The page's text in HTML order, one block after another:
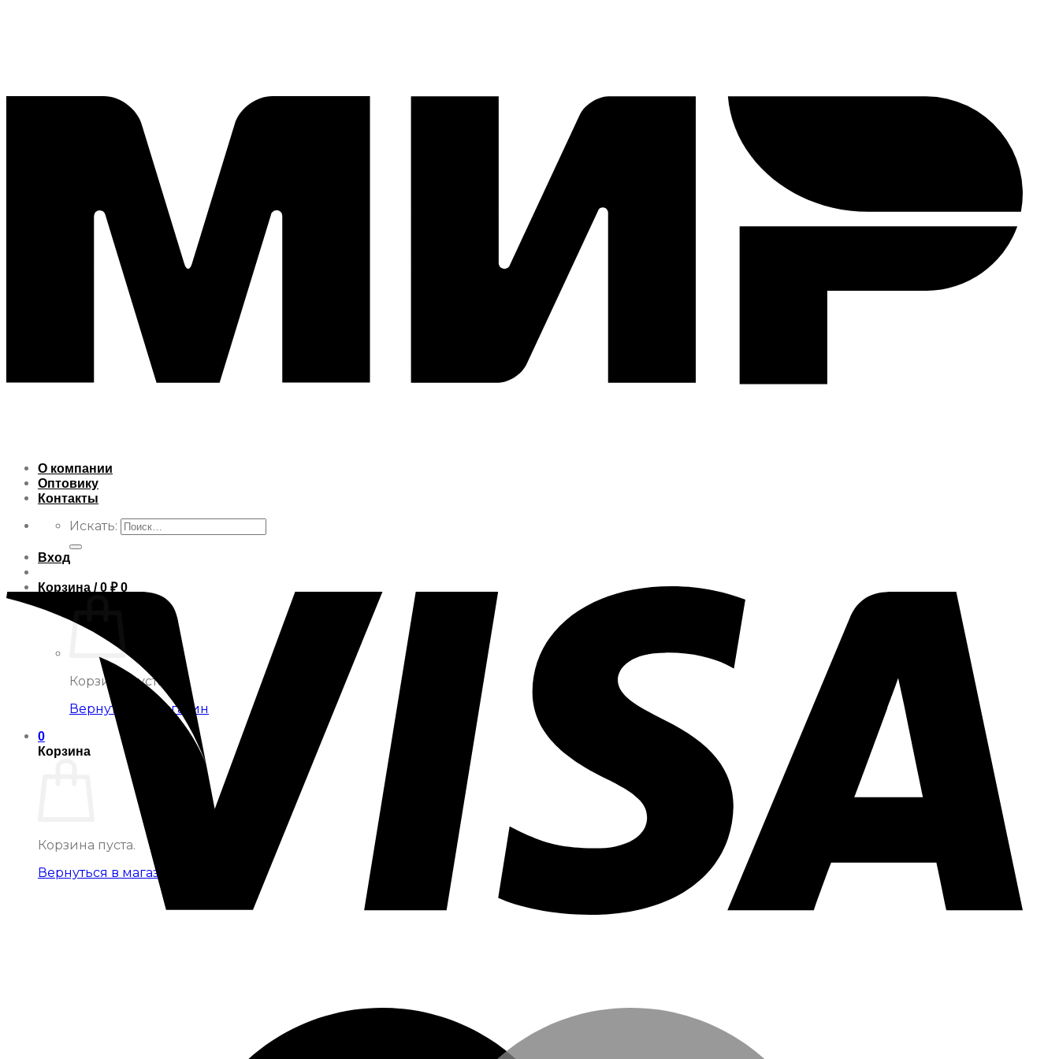
О компании
Оптовику
Контакты
Искать:
Вход
Корзина /0 ₽ 0
Корзина пуста.
Вернуться в магазин
0
Корзина
Корзина пуста.
Вернуться в магазин